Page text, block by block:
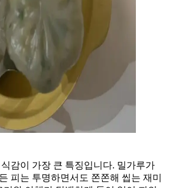
감이 가장 큰 특징입니다. 밀가루가
피는 투명하면서도 쫀쫀해 씹는 재미